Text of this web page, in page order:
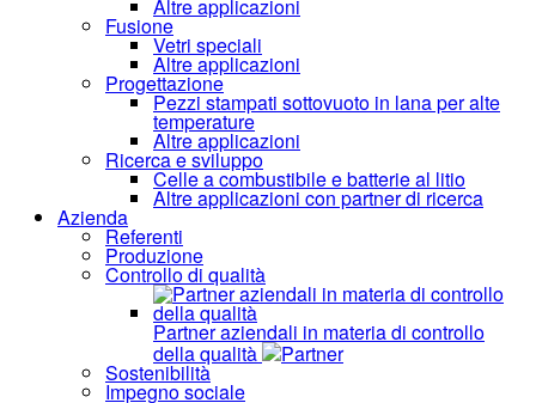
Altre applicazioni
Fusione
Vetri speciali
Altre applicazioni
Progettazione
Pezzi stampati sottovuoto in lana per alte
temperature
Altre applicazioni
Ricerca e sviluppo
Celle a combustibile e batterie al litio
Altre applicazioni con partner di ricerca
Azienda
Referenti
Produzione
Controllo di qualità
Partner aziendali in materia di controllo
della qualità Partner
Sostenibilità
Impegno sociale